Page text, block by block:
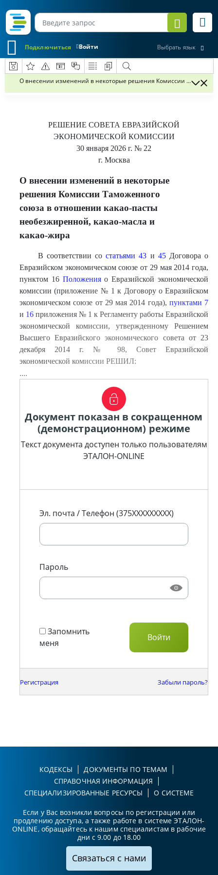
Войти
Подключиться Выбрать язык
О внесении изменений в некоторые решения Комиссии
РЕШЕНИЕ СОВЕТА ЕВРАЗИЙСКОЙ
ЭКОНОМИЧЕСКОЙ КОМИССИИ
30 января 2026 г. № 22
г. Москва
О внесении изменений в некоторые
решения Комиссии Таможенного
союза в отношении какао-пасты
необезжиренной, какао-масла и
какао-жира
В соответствии состатьями 43 и 45Договора о
Евразийском экономическом союзе от 29 мая 2014 года,
пунктом 16 Положенияо Евразийской экономической
комиссии (приложение № 1 к Договору о Евразийском
экономическом союзе от 29 мая 2014 года), пунктами 7
и 16 приложения № 1 к Регламенту работы Евразийской
экономической комиссии, утвержденному Решением
Высшего Евразийского экономического совета от 23
декабря 2014 г. № 98, Совет Евразийской
экономической комиссии РЕШИЛ:
....
Документ показан в сокращенном
(демонстрационном) режиме
Текст документа доступен только пользователям
ЭТАЛОН-ONLINE
Эл. почта / Телефон (375XXXXXXXXX)
Пароль
Запомнить
меня
Регистрация Забыли пароль?
КОДЕКСЫ
ДОКУМЕНТЫ ПО ТЕМАМ
СПРАВОЧНАЯ ИНФОРМАЦИЯ
СПЕЦИАЛИЗИРОВАННЫЕ РЕСУРСЫ
О СИСТЕМЕ
Если у Вас возникли вопросы по регистрации или
продлению доступа, а также работе в системе ЭТАЛОН-
ONLINE, обращайтесь к нашим специалистам в рабочие
дни с 9.00 до 18.00
Связаться с нами